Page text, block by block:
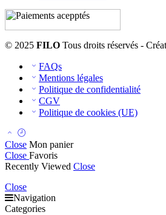
© 2025 FILO Tous droits réservés -
FAQs
Mentions légales
Politique de confidentialité
CGV
Politique de cookies (UE)
Close Mon panier
Close Favoris
Recently Viewed Close
Close
Navigation
Categories